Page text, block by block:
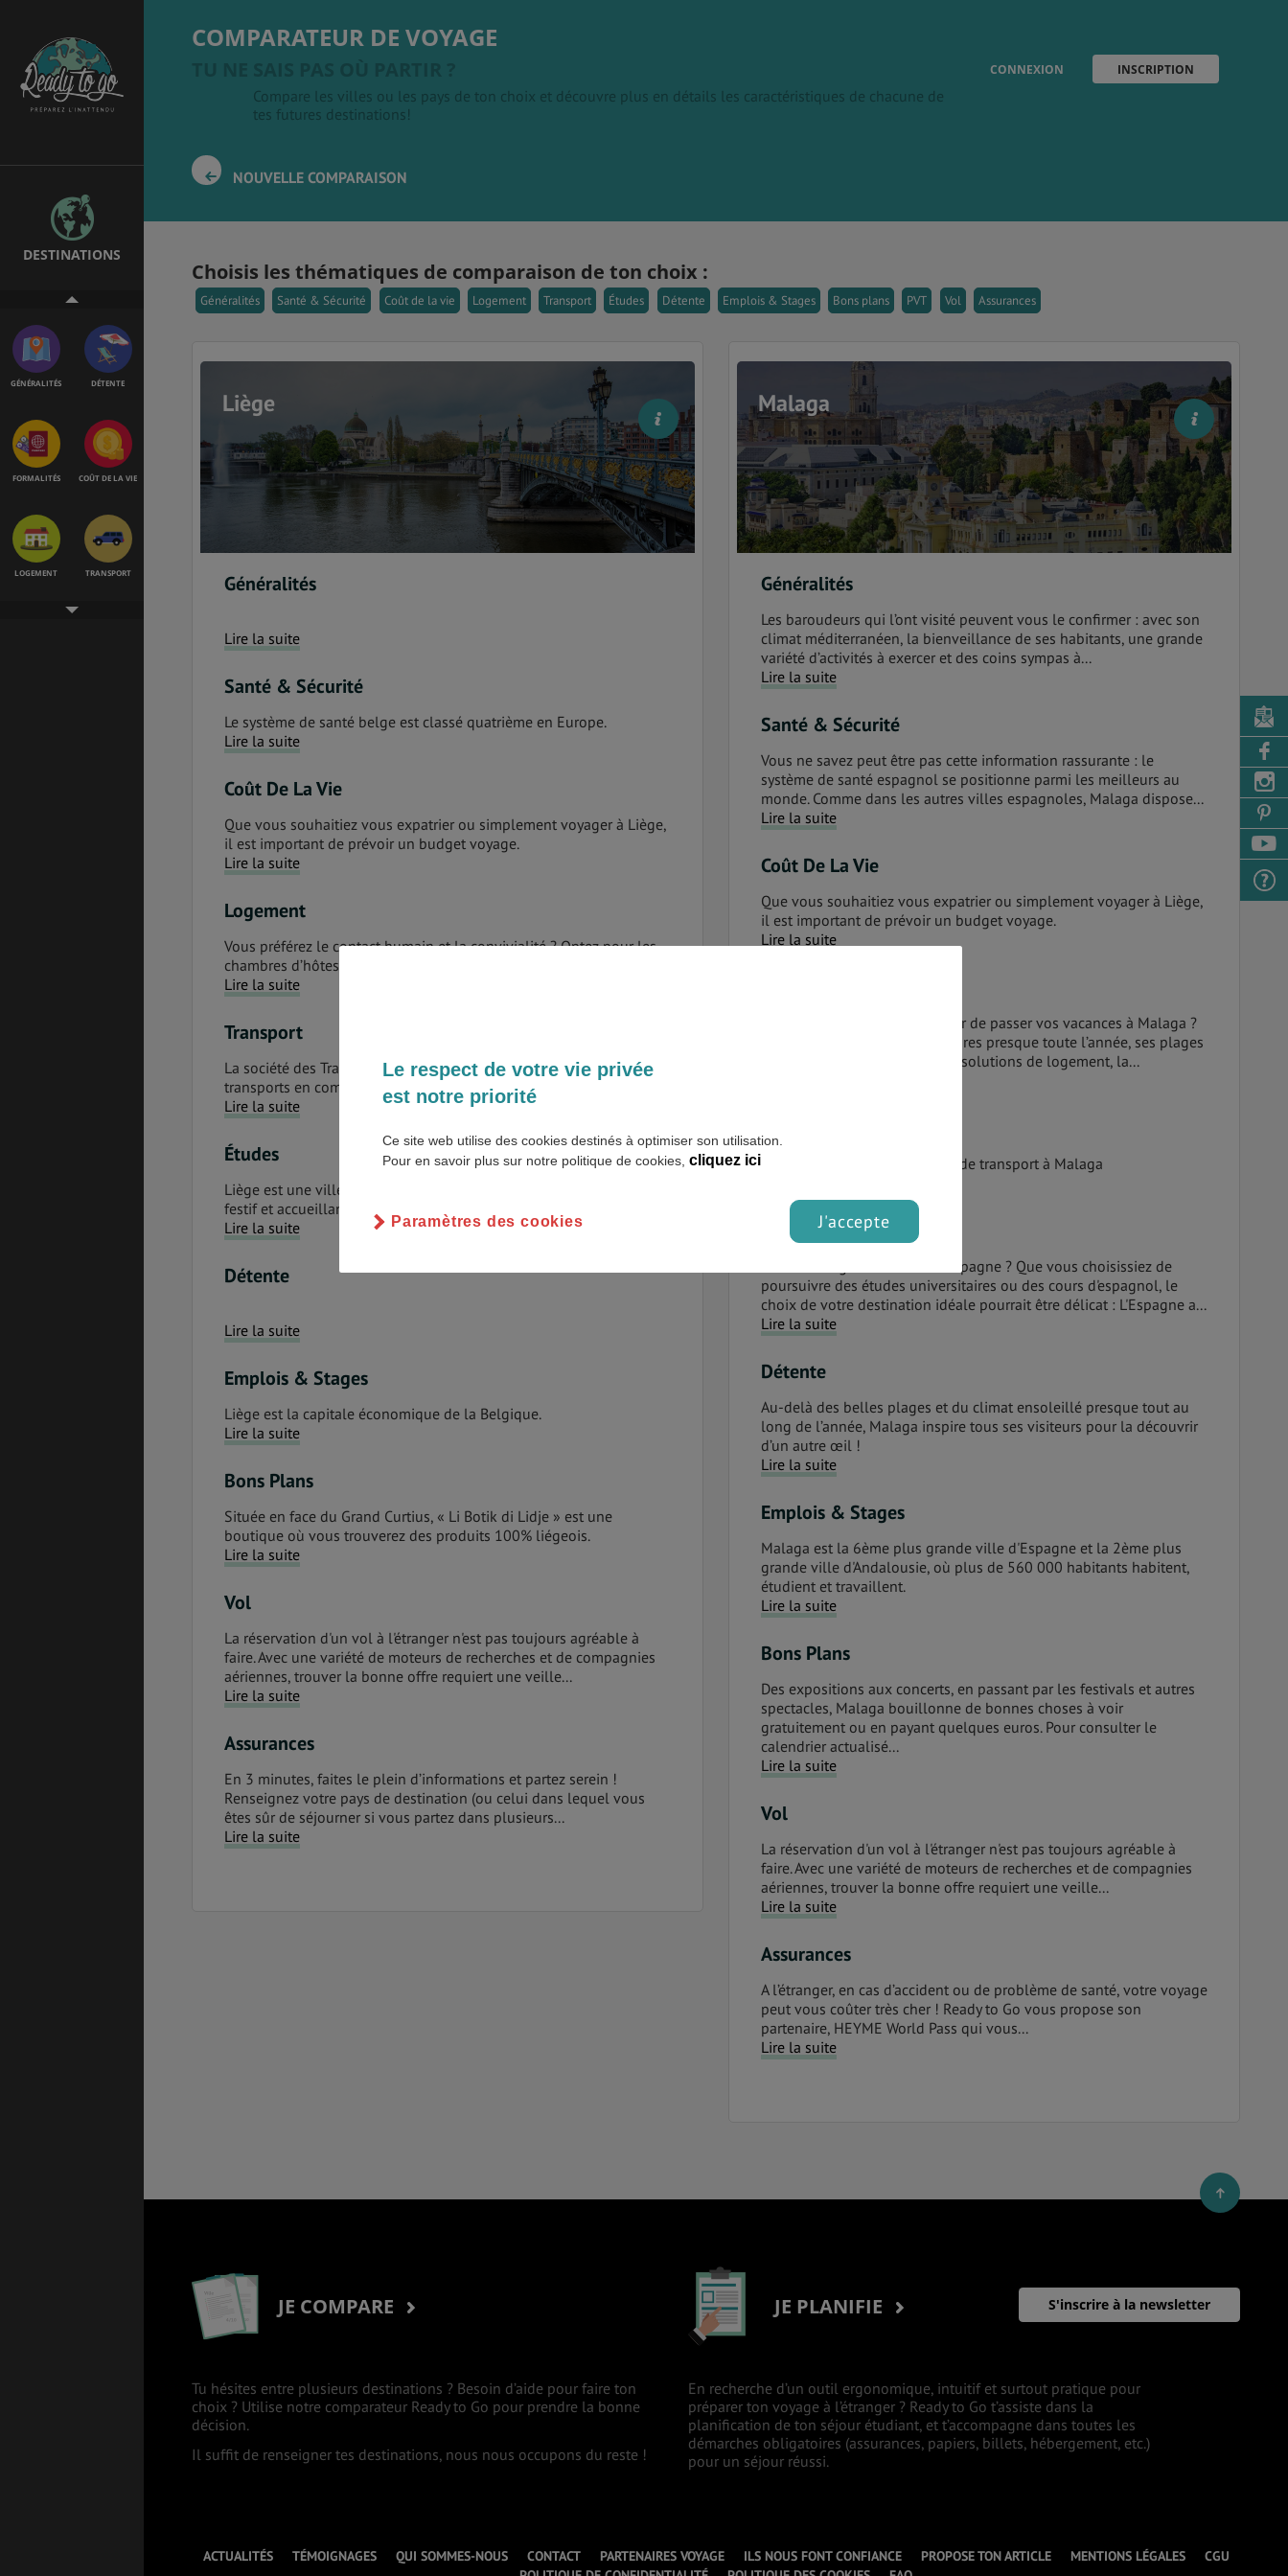
DESTINATIONS
EMPLOIS &
STAGES
BONS PLANS
GÉNÉRALITÉS DÉTENTE
FORMALITÉS COÛT DE LA VIE
LOGEMENT TRANSPORT
CONNEXION INSCRIPTION
COMPARATEUR DE VOYAGE
Compare les villes ou les pays de ton choix et découvre plus en détails les caractéristiques de chacune de
tes futures destinations!
NOUVELLE COMPARAISON
Choisis les thématiques de comparaison de ton choix :
Généralités Santé & Sécurité Coût de la vie Logement Transport Études Détente Emplois & Stages Bons plans PVT Vol Assurances
Liège
Généralités
Lire la suite
Santé & Sécurité
Le système de santé belge est classé quatrième en Europe.
Lire la suite
Coût De La Vie
Que vous souhaitiez vous expatrier ou simplement voyager à Liège,
il est important de prévoir un budget voyage.
Lire la suite
Logement
Vous préférez le contact humain et la convivialité ? Optez pour les
chambres d’hôtes pour un séjour chaleureux chez l’habitant.
Lire la suite
Transport
La société des Transports En Commun (TEC) gère l’ensemble des
transports en commun de la ville de Liège et de ses alentours.
Lire la suite
Études
Liège est une ville universitaire marquée par son caractère joviale,
festif et accueillant. Une ville où il fait bon vivre !
Lire la suite
Détente
Lire la suite
Emplois & Stages
Liège est la capitale économique de la Belgique.
Lire la suite
Bons Plans
Située en face du Grand Curtius, « Li Botik di Lidje » est une
boutique où vous trouverez des produits 100% liégeois.
Lire la suite
Vol
La réservation d'un vol à l'étranger n'est pas toujours agréable à
faire. Avec une variété de moteurs de recherches et de compagnies
aériennes, trouver la bonne offre requiert une veille...
Lire la suite
Assurances
En 3 minutes, faites le plein d’informations et partez serein !
Renseignez votre pays de destination (ou celui dans lequel vous
êtes sûr de séjourner si vous partez dans plusieurs...
Lire la suite
Malaga
Généralités
Les baroudeurs qui l’ont visité peuvent vous le confirmer : avec son
climat méditerranéen, la bienveillance de ses habitants, une grande
variété d’activités à exercer et des coins sympas à...
Lire la suite
Santé & Sécurité
Vous ne savez peut être pas cette information rassurante : le
système de santé espagnol se positionne parmi les meilleurs au
monde. Comme dans les autres villes espagnoles, Malaga dispose...
Lire la suite
Coût De La Vie
Que vous souhaitiez vous expatrier ou simplement voyager à Liège,
il est important de prévoir un budget voyage.
Lire la suite
On vient de vous recommander de passer vos vacances à Malaga ?
Avec ses généreux rayons solaires presque toute l’année, ses plages
magnifiques et ses différentes solutions de logement, la...
Les principales infrastructures de transport à Malaga
Études
Vous envisagez d'étudier en Espagne ? Que vous choisissiez de
poursuivre des études universitaires ou des cours d'espagnol, le
choix de votre destination idéale pourrait être délicat : L'Espagne a...
Lire la suite
Détente
Au-delà des belles plages et du climat ensoleillé presque tout au
long de l’année, Malaga inspire tous ses visiteurs pour la découvrir
d’un autre œil !
Lire la suite
Emplois & Stages
Malaga est la 6ème plus grande ville d'Espagne et la 2ème plus
grande ville d'Andalousie, où plus de 560 000 habitants habitent,
étudient et travaillent.
Lire la suite
Bons Plans
Des expositions aux concerts, en passant par les festivals et autres
spectacles, Malaga bouillonne de bonnes choses à voir
gratuitement ou en payant quelques euros. Pour consulter le
calendrier actualisé...
Lire la suite
Vol
La réservation d'un vol à l'étranger n'est pas toujours agréable à
faire. Avec une variété de moteurs de recherches et de compagnies
aériennes, trouver la bonne offre requiert une veille...
Lire la suite
Assurances
A l’étranger, en cas d’accident ou de problème de santé, votre voyage
peut vous coûter très cher ! Ready to Go vous propose son
partenaire, HEYME World Pass qui vous...
Lire la suite
S'inscrire à la newsletter
JE COMPARE
Tu hésites entre plusieurs destinations ? Besoin d’aide pour faire ton
choix ? Utilise notre comparateur Ready to Go pour prendre la bonne
décision.
Il suffit de renseigner tes destinations, nous nous occupons du reste !
JE PLANIFIE
En recherche d’un outil ergonomique, intuitif et surtout pratique pour
préparer ton voyage à l’étranger ? Ready to Go t’assiste dans la
planification de ton séjour étudiant, et t’accompagne dans toutes les
démarches obligatoires (assurances, papiers, billets, hébergement, etc.)
pour un séjour réussi.
ACTUALITÉS TÉMOIGNAGES QUI SOMMES-NOUS CONTACT PARTENAIRES VOYAGE ILS NOUS FONT CONFIANCE PROPOSE TON ARTICLE MENTIONS LÉGALES
CGU
Le respect de votre vie privée
est notre priorité
Ce site web utilise des cookies destinés à optimiser son utilisation.
Pour en savoir plus sur notre politique de cookies, cliquez ici
J'accepte
Paramètres des cookies